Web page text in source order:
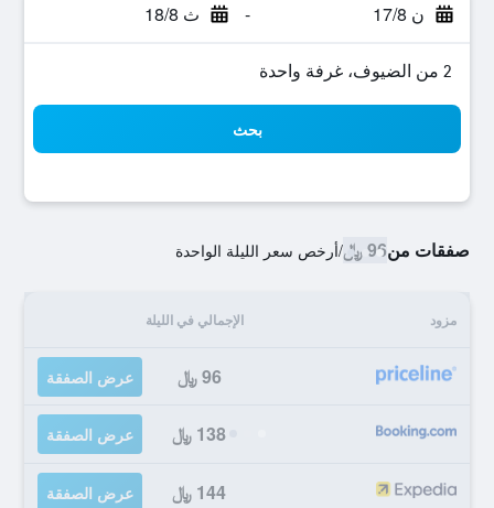
ن 17/8 - ث 18/8
2 من الضيوف، غرفة واحدة
بحث
صفقات من96 ﷼ /أرخص سعر الليلة الواحدة
مزود الإجمالي في الليلة
96 ﷼ عرض الصفقة
138 ﷼ عرض الصفقة
144 ﷼ عرض الصفقة